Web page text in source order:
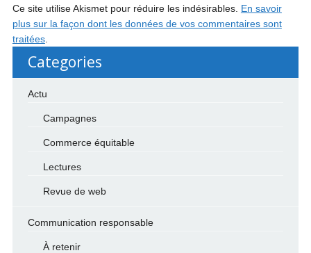
Ce site utilise Akismet pour réduire les indésirables. En savoir
plus sur la façon dont les données de vos commentaires sont
traitées.
Categories
Actu
Campagnes
Commerce équitable
Lectures
Revue de web
Communication responsable
À retenir